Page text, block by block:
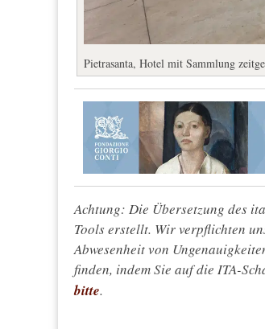
Pietrasanta, Hotel mit Sammlung
Achtung: Die Übersetzung des
Tools erstellt. Wir verpflichten
Abwesenheit von
finden, indem Sie auf die ITA-
bitte.